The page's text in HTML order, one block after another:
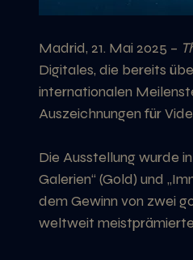
Madrid, 21. Mai 2025 –
Digitales, die bereits
internationalen
Auszeichnungen für
Die Ausstellung wurde
Galerien“ (Gold) und
dem Gewinn von zwei
weltweit